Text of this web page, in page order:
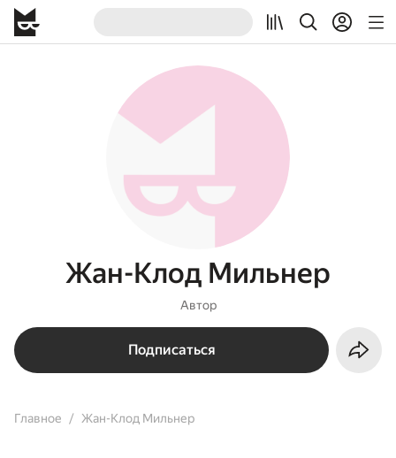
Жан-Клод Мильнер
Автор
Подписаться
Главное Жан-Клод Мильнер